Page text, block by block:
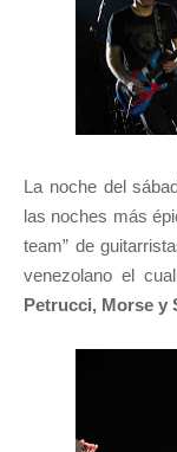
La noche del
las noches más
team” de
venezolano el
Petrucci, Morse y